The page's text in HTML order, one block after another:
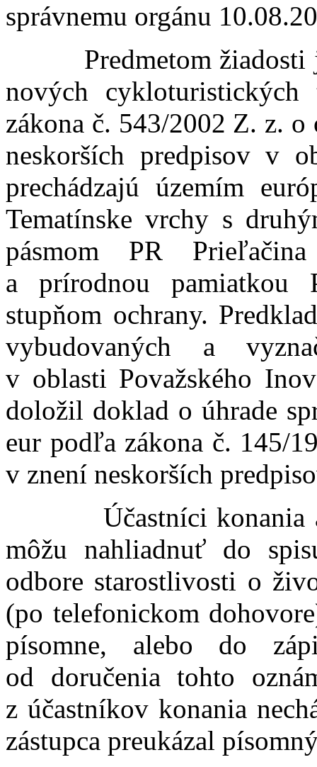
správnemu orgánu
Predmetom žiadosti je
nových
zákona č. 543/2002 Z. z.
neskorších predpisov v
prechádzajú územím
Tematínske vrchy s
pásmom PR
a prírodnou pamiatkou
stupňom ochrany.
vybudovaných a
v oblasti Považského
doložil doklad o úhrade
eur podľa zákona č. 145/
v znení neskorších
Účastníci konania a
môžu nahliadnuť do
odbore starostlivosti o
(po telefonickom
písomne, alebo do
od doručenia tohto
z účastníkov konania
zástupca preukázal